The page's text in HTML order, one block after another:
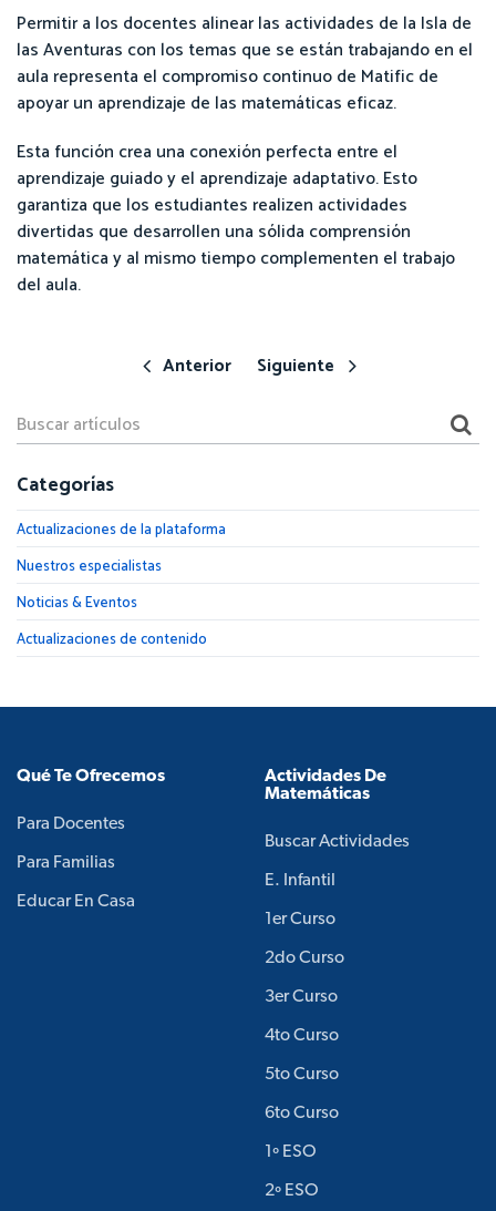
Permitir a los docentes alinear las actividades de la Isla de
las Aventuras con los temas que se están trabajando en el
aula representa el compromiso continuo de Matific de
apoyar un aprendizaje de las matemáticas eficaz.
Esta función crea una conexión perfecta entre el
aprendizaje guiado y el aprendizaje adaptativo. Esto
garantiza que los estudiantes realizen actividades
divertidas que desarrollen una sólida comprensión
matemática y al mismo tiempo complementen el trabajo
del aula.
Anterior Siguiente
Categorías
Actualizaciones de la plataforma
Nuestros especialistas
Noticias & Eventos
Actualizaciones de contenido
Qué Te Ofrecemos
Para Docentes
Para Familias
Educar En Casa
Actividades De
Matemáticas
Buscar Actividades
E. Infantil
1er Curso
2do Curso
3er Curso
4to Curso
5to Curso
6to Curso
1º ESO
2º ESO